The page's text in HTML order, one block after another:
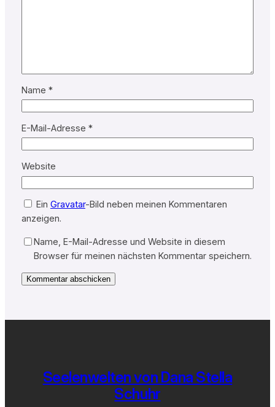
Name *
E-Mail-Adresse *
Website
Ein Gravatar-Bild neben meinen Kommentaren
anzeigen.
Name, E-Mail-Adresse und Website in diesem
Browser für meinen nächsten Kommentar speichern.
Seelenwelten von Dana Stella
Schuhr